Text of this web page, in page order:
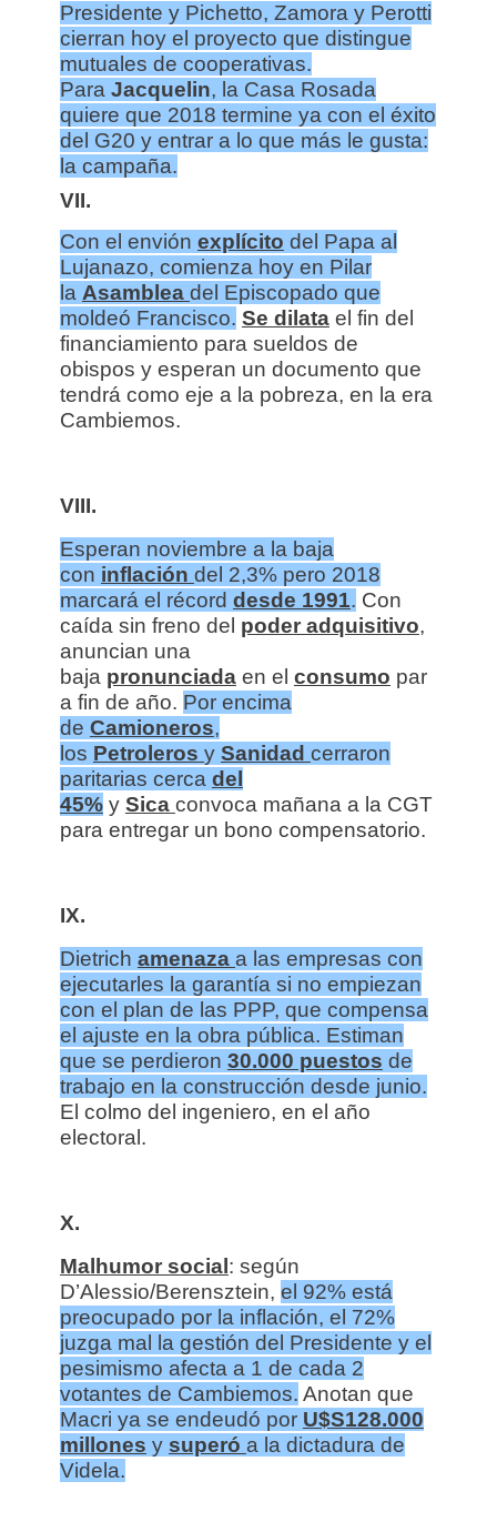
Presidente y Pichetto, Zamora y Perotti
cierran hoy el proyecto que distingue
mutuales de cooperativas.
Para Jacquelin, la Casa Rosada
quiere que 2018 termine ya con el éxito
del G20 y entrar a lo que más le gusta:
la campaña.
VII.
Con el envión explícito del Papa al
Lujanazo, comienza hoy en Pilar
la Asamblea del Episcopado que
moldeó Francisco. Se dilatael fin del
financiamiento para sueldos de
obispos y esperan un documento que
tendrá como eje a la pobreza, en la era
Cambiemos.
VIII.
Esperan noviembre a la baja
con inflación del 2,3% pero 2018
marcará el récord desde 1991. Con
caída sin freno del poder adquisitivo,
anuncian una
baja pronunciadaen el consumo par
a fin de año. Por encima
de Camioneros,
los Petroleros y Sanidad cerraron
paritarias cerca del
45% y Sica convoca mañana a la CGT
para entregar un bono compensatorio.
IX.
Dietrich amenaza a las empresas con
ejecutarles la garantía si no empiezan
con el plan de las PPP, que compensa
el ajuste en la obra pública. Estiman
que se perdieron 30.000 puestos de
trabajo en la construcción desde junio.
El colmo del ingeniero, en el año
electoral.
X.
Malhumor social: según
D’Alessio/Berensztein, el 92% está
preocupado por la inflación, el 72%
juzga mal la gestión del Presidente y el
pesimismo afecta a 1 de cada 2
votantes de Cambiemos. Anotan que
Macri ya se endeudó por U$S128.000
millones y superó a la dictadura de
Videla.